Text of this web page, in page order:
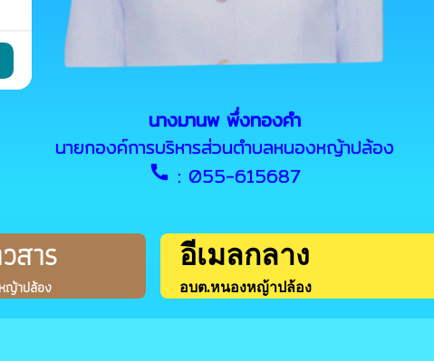
นางมานพ พึ่งทองคำ
นายกองค์การบริหารส่วนตำบลหนองหญ้าปล้อง
call : 055-615687
สาร
ญ้าปล้อง
อีเมลกลาง
อบต.หนองหญ้าปล้อง